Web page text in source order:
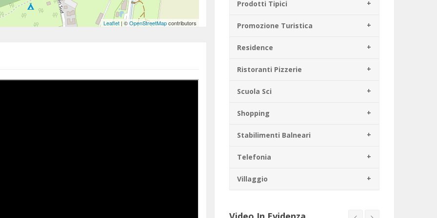
Leaflet | ©OpenStreetMapcontributors
Prodotti Tipici
Promozione Turistica
Residence
Ristoranti Pizzerie
Scuola Sci
Shopping
Stabilimenti Balneari
Telefonia
Villaggio